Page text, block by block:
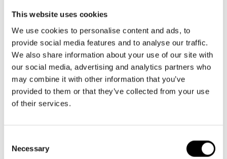
This website uses cookies
We use cookies to personalise content and ads, to
provide social media features and to analyse our traffic.
We also share information about your use of our site with
our social media, advertising and analytics partners who
may combine it with other information that you’ve
provided to them or that they’ve collected from your use
of their services.
Selection
Necessary
Presentkort
Frågor & svar
Platskarta
Företag
Guidning
Teaterns verksamhet
Ensemble
Historia
Kontaktuppgifter
LOGGA IN
må-fr kl. 9-16
09 616 211
info@svenskateatern.fi
BILJETTER
Köp biljetter
Kundtjänst per epost